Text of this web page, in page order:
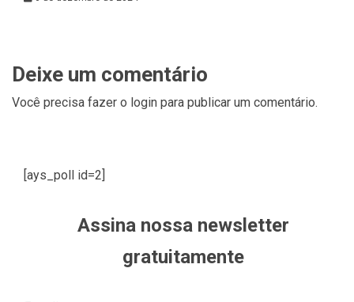
Deixe um comentário
Você precisa fazer o login para publicar um comentário.
[ays_poll id=2]
Assina nossa newsletter
gratuitamente